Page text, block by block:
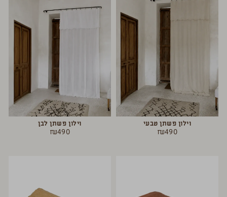
וילון פשתן טבעי
₪490
וילון פשתן לבן
₪490